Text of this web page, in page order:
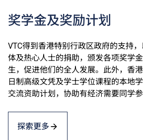
奖学金及奖励计划
VTC得到香港特别行政区政府的支持
体及热心人士的捐助，颁发各项奖学
生，促进他们的全人发展。此外，香
日制高级文凭及学士学位课程的本地
交流资助计划，协助有经济需要同学参
探索更多